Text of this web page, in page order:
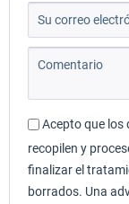
Acepto que los
recopilen y
finalizar el
borrados. Una